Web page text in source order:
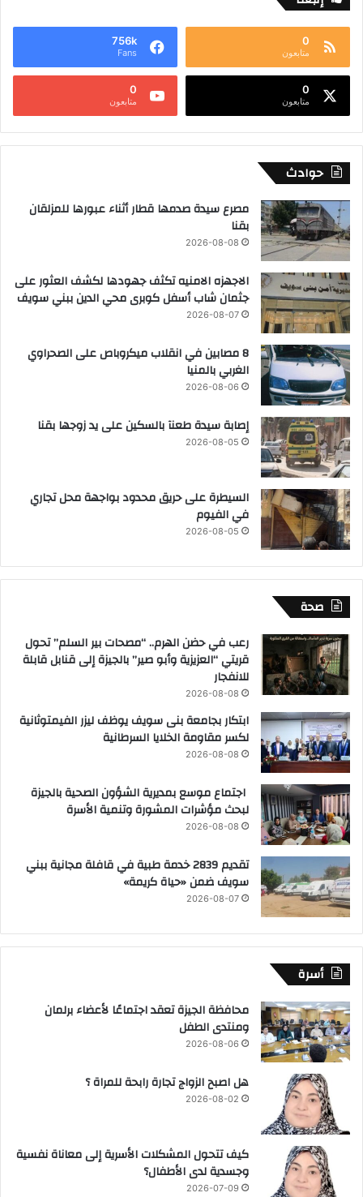
0
متابعون
756k
Fans
0
متابعون
0
متابعون
حوادث
مصرع سيدة صدمها قطار أثناء عبورها للمزلقان
بقنا
2026-08-08
الاجهزه الامنيه تكثف جهودها لكشف العثور على
جثمان شاب أسفل كوبرى محي الدين ببني سويف
2026-08-07
8 مصابين في انقلاب ميكروباص على الصحراوي
الغربي بالمنيا
2026-08-06
إصابة سيدة طعنآ بالسكين على يد زوجها بقنا
2026-08-05
السيطرة على حريق محدود بواجهة محل تجاري
في الفيوم
2026-08-05
صحة
رعب في حضن الهرم.. “مصحات بير السلم” تحول
قريتي “العزيزية وأبو صير” بالجيزة إلى قنابل قابلة
للانفجار
2026-08-08
ابتكار بجامعة بنى سويف يوظف ليزر الفيمتوثانية
لكسر مقاومة الخلايا السرطانية
2026-08-08
اجتماع موسع بمديرية الشؤون الصحية بالجيزة
لبحث مؤشرات المشورة وتنمية الأسرة
2026-08-08
تقديم 2839 خدمة طبية في قافلة مجانية ببني
سويف ضمن «حياة كريمة»
2026-08-07
أسرة
محافظة الجيزة تعقد اجتماعًا لأعضاء برلمان
ومنتدى الطفل
2026-08-06
هل اصبح الزواج تجارة رابحة للمراة ؟
2026-08-02
كيف تتحول المشكلات الأسرية إلى معاناة نفسية
وجسدية لدى الأطفال؟
2026-07-09